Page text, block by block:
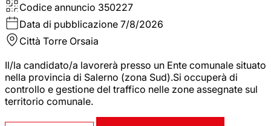
Codice annuncio 350227
Data di pubblicazione 7/8/2026
Città Torre Orsaia
Il/la candidato/a lavorerà presso un Ente comunale situato
nella provincia di Salerno (zona Sud).Si occuperà di
controllo e gestione del traffico nelle zone assegnate sul
territorio comunale.